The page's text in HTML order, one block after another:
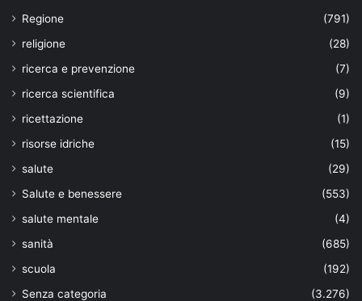
Regione
(791)
religione
(28)
ricerca e prevenzione
(7)
ricerca scientifica
(9)
ricettazione
(1)
risorse idriche
(15)
salute
(29)
Salute e benessere
(553)
salute mentale
(4)
sanità
(685)
scuola
(192)
Senza categoria
(3.276)